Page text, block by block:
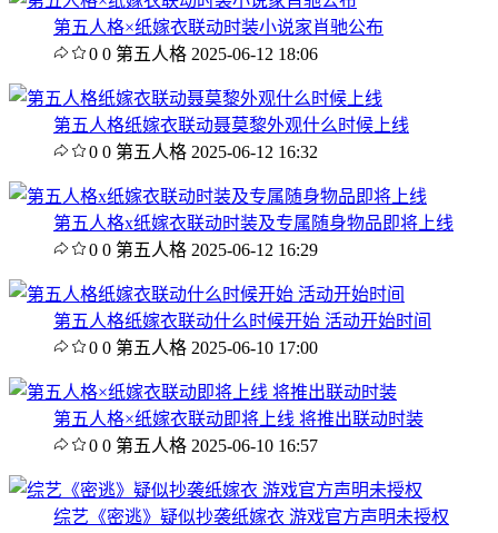
第五人格×纸嫁衣联动时装小说家肖驰公布
0 0 第五人格 2025-06-12 18:06
第五人格纸嫁衣联动聂莫黎外观什么时候上线
0 0 第五人格 2025-06-12 16:32
第五人格x纸嫁衣联动时装及专属随身物品即将上线
0 0 第五人格 2025-06-12 16:29
第五人格纸嫁衣联动什么时候开始 活动开始时间
0 0 第五人格 2025-06-10 17:00
第五人格×纸嫁衣联动即将上线 将推出联动时装
0 0 第五人格 2025-06-10 16:57
综艺《密逃》疑似抄袭纸嫁衣 游戏官方声明未授权